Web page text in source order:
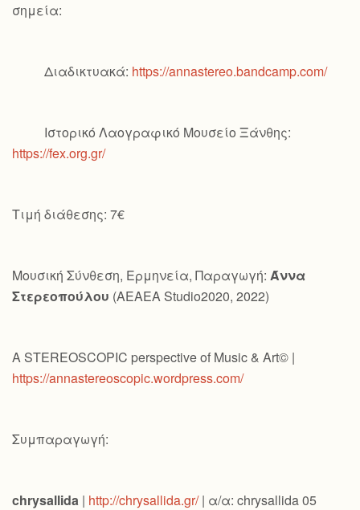
σημεία:
Διαδικτυακά: https://annastereo.bandcamp.com/
Ιστορικό Λαογραφικό Μουσείο Ξάνθης:
https://fex.org.gr/
Τιμή διάθεσης: 7€
Μουσική Σύνθεση, Ερμηνεία, Παραγωγή: Άννα
Στερεοπούλου (AEAEA Studio2020, 2022)
A STEREOSCOPIC perspective of Music & Art© |
https://annastereoscopic.wordpress.com/
Συμπαραγωγή:
chrysallida | http://chrysallida.gr/| α/α: chrysallida 05